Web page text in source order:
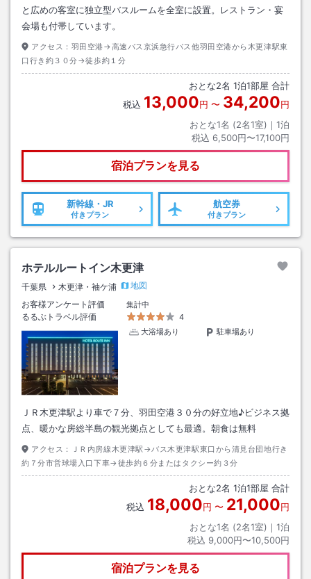
と広めの客室に独立型バスルームを全室に設置。レストラン・宴
会場も付帯しています。
アクセス： 羽田空港→高速バス京浜急行バス他羽田空港から木更津駅東
口行き約３０分→徒歩約１分
おとな2名 1泊1部屋 合計
税込 13,000円 〜 34,200円
おとな1名 (2名1室)｜ 1泊
税込 6,500円〜17,100円
宿泊プランを見る
新幹線・JR
付きプラン
航空券
付きプラン
ホテルルートイン木更津
千葉県 木更津・袖ケ浦
地図
お客様アンケート評価
集計中
るるぶトラベル評価
4
大浴場あり
駐車場あり
ＪＲ木更津駅より車で７分、羽田空港３０分の好立地♪ビジネス拠
点、暖かな房総半島の観光拠点としても最適。朝食は無料
アクセス：
ＪＲ内房線木更津駅→バス木更津駅東口から清見台団地行き
約７分市営球場入口下車→徒歩約６分またはタクシー約３分
おとな2名 1泊1部屋 合計
税込 18,000円 〜 21,000円
おとな1名 (2名1室)｜ 1泊
税込 9,000円〜10,500円
宿泊プランを見る